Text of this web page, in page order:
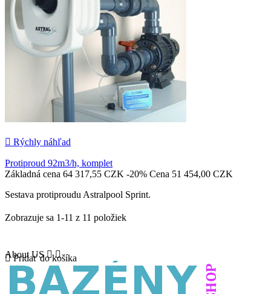
 Rýchly náhľad
Protiproud 92m3/h, komplet
Základná cena 64 317,55 CZK -20% Cena 51 454,00 CZK
Sestava protiproudu Astralpool Sprint.
 Pridať do košíka
Zobrazuje sa 1-11 z 11 položiek
About US  